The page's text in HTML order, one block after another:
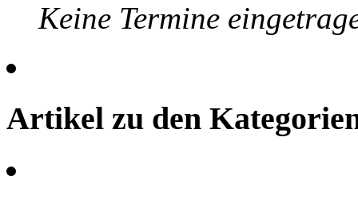
Keine Termine
Artikel zu den